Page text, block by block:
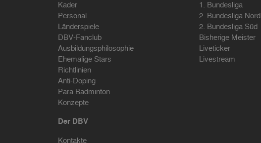
Kader
Personal
Länderspiele
DBV-Fanclub
Ausbildungsphilosophie
Ehemalige Stars
Richtlinien
Anti-Doping
Para Badminton
Konzepte
1. Bundesliga
2. Bundesliga Nord
2. Bundesliga Süd
Bisherige Meister
Liveticker
Livestream
Der DBV
Kontakte